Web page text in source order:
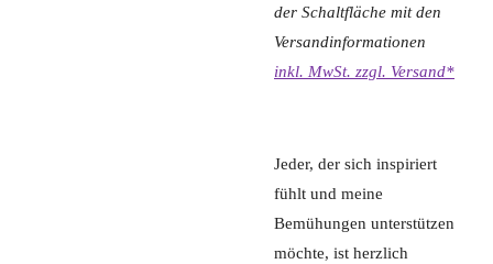
der Schaltfläche mit den
Versandinformationen
inkl. MwSt. zzgl. Versand*
Jeder, der sich inspiriert
fühlt und meine
Bemühungen unterstützen
möchte, ist herzlich